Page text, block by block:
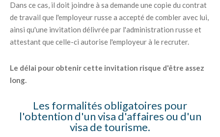
Dans ce cas, il doit joindre à sa demande une copie du contrat
de travail que l'employeur russe a accepté de combler avec lui,
ainsi qu'une invitation délivrée par l'administration russe et
attestant que celle-ci autorise l'employeur à le recruter.
Le délai pour obtenir cette invitation risque d'être assez
long.
Les formalités obligatoires pour
l'obtention d'un visa d'affaires ou d'un
visa de tourisme.